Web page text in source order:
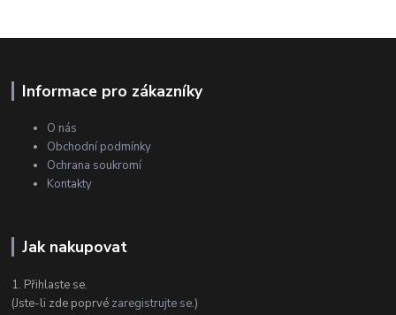
Informace pro zákazníky
O nás
Obchodní podmínky
Ochrana soukromí
Kontakty
Jak nakupovat
1. Přihlaste se.
(Jste-li zde poprvé zaregistrujte se.)